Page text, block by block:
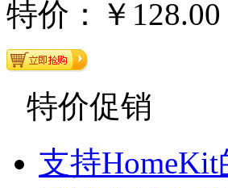
特价：￥128.00
特价促销
支持